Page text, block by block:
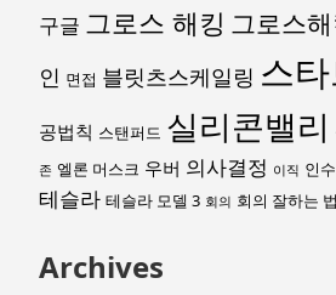
구글 그로스 해킹 그로스해
인 면접 블릿츠스케일링 스
공법칙 스탠퍼드 실리콘밸리
존 엘론 머스크 우버 의사결정 이직 인
테슬라 테슬라 모델 3 회의 회의 잘하는 법
Archives